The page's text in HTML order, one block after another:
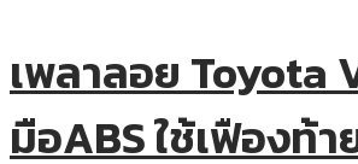
เพลาลอย Toyota
มือABS ใช้เฟืองท้า